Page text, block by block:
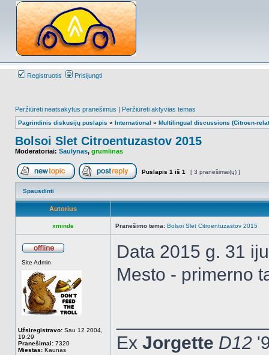
Registruotis Prisijungti
Peržiūrėti neatsakytus pranešimus | Peržiūrėti aktyvias temas
Pagrindinis diskusijų puslapis » International » Multilingual discussions (Citroen-
Bolsoi Slet Citroentuzastov 2015
Moderatoriai: Saulynas, grumlinas
Naujos temos kūrimasAtsakyti į temą
Puslapis 1 iš 1 [ 3 pranešimai(ų) ]
Spausdinti
Autorius
xminde Pranešimo tema: Bolsoi Slet Citroentuzastov 2015
Site Admin
Užsiregistravo: Sau 12 2004,
19:29
Pranešimai: 7320
Miestas: Kaunas
Data 2015 g. 31
Mesto - primerno
Ex Jorgette D12